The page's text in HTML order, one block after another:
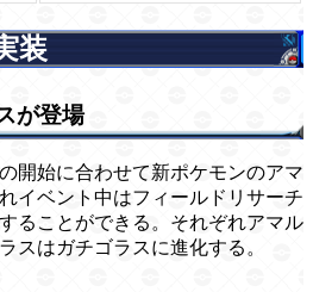
装
が登場
開始に合わせて新ポケモンのアマ
イベント中はフィールドリサーチ
ることができる。それぞれアマル
スはガチゴラスに進化する。